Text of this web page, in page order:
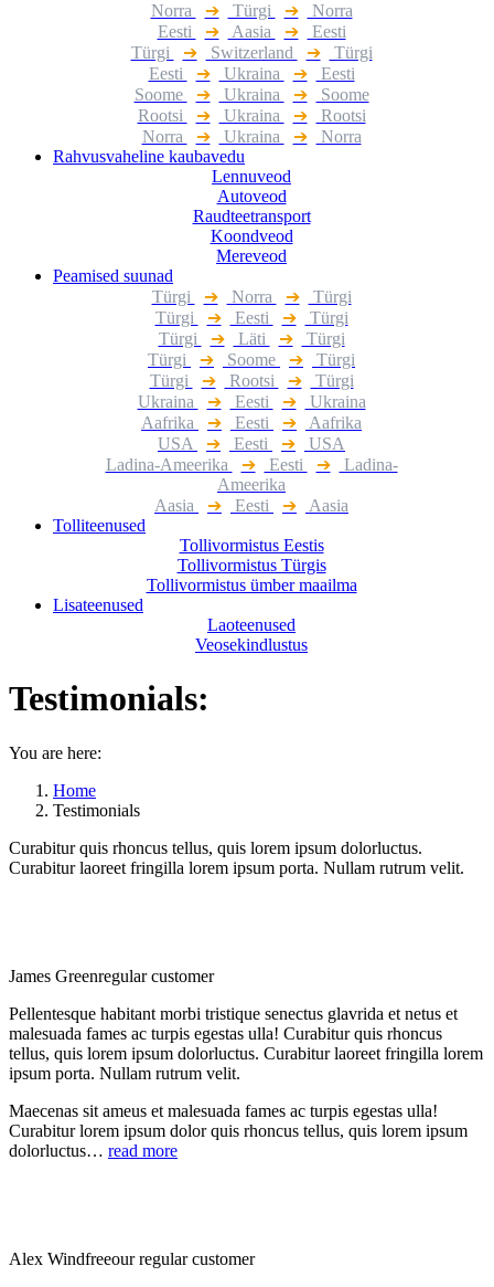
Norra
➔ Türgi ➔
Norra
Eesti
➔ Aasia ➔
Eesti
Türgi
➔ Switzerland ➔
Türgi
Eesti
➔ Ukraina ➔
Eesti
Soome
➔ Ukraina ➔
Soome
Rootsi
➔ Ukraina ➔
Rootsi
Norra
➔ Ukraina ➔
Norra
Rahvusvaheline kaubavedu
Lennuveod
Autoveod
Raudteetransport
Koondveod
Mereveod
Peamised suunad
Türgi
➔ Norra ➔
Türgi
Türgi
➔ Eesti ➔
Türgi
Türgi
➔ Läti ➔
Türgi
Türgi
➔ Soome ➔
Türgi
Türgi
➔ Rootsi ➔
Türgi
Ukraina
➔ Eesti ➔
Ukraina
Aafrika
➔ Eesti ➔
Aafrika
USA
➔ Eesti ➔
USA
Ladina-Ameerika
➔ Eesti ➔
Ladina-
Ameerika
Aasia
➔ Eesti ➔
Aasia
Tolliteenused
Tollivormistus Eestis
Tollivormistus Türgis
Tollivormistus ümber maailma
Lisateenused
Laoteenused
Veosekindlustus
Testimonials:
You are here:
Home
Testimonials
Curabitur quis rhoncus tellus, quis lorem ipsum dolorluctus.
Curabitur laoreet fringilla lorem ipsum porta. Nullam rutrum velit.
James Greenregular customer
Pellentesque habitant morbi tristique senectus glavrida et netus et
malesuada fames ac turpis egestas ulla! Curabitur quis rhoncus
tellus, quis lorem ipsum dolorluctus. Curabitur laoreet fringilla lorem
ipsum porta. Nullam rutrum velit.
Maecenas sit ameus et malesuada fames ac turpis egestas ulla!
Curabitur lorem ipsum dolor quis rhoncus tellus, quis lorem ipsum
dolorluctus… read more
Alex Windfreeour regular customer